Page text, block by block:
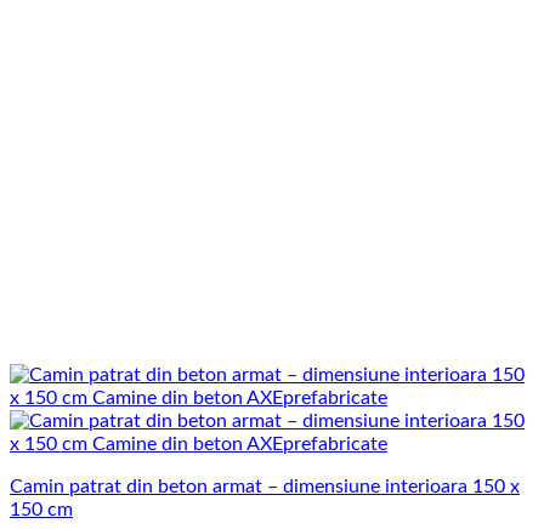
Camin patrat din beton armat – dimensiune interioara 150 x
150 cm